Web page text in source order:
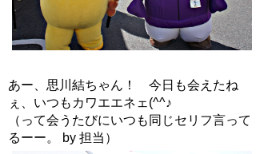
あー、思川結ちゃん！ 今日も会えたね
ぇ、いつもカワエエネェ(^^♪
（って会うたびにいつも同じセリフ言って
るーー。 by 担当）